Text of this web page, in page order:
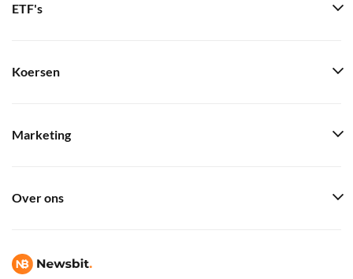
ETF's
Koersen
Marketing
Over ons